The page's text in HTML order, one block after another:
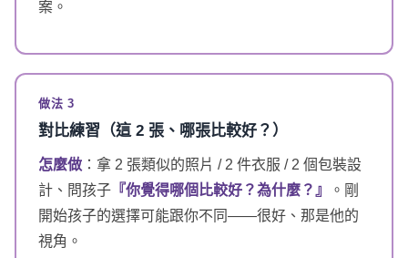
案。
做法 3
對比練習（這 2 張、哪張比較好？）
怎麼做 ：拿 2 張類似的照片 / 2 件衣服 / 2 個包裝設
計、問孩子 『你覺得哪個比較好？為什麼？』
。剛
開始孩子的選擇可能跟你不同——很好、那是他的
視角。